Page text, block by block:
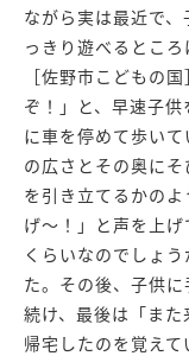
ながら実は最近で
っきり遊べるとこ
［佐野市こどもの
ぞ！」と、早速子
に車を停めて歩い
の広さとその奥に
を引き立てるかの
げ～！」と声を上
くらいなのでしょ
た。その後、子供
続け、最後は「ま
帰宅したのを覚えて